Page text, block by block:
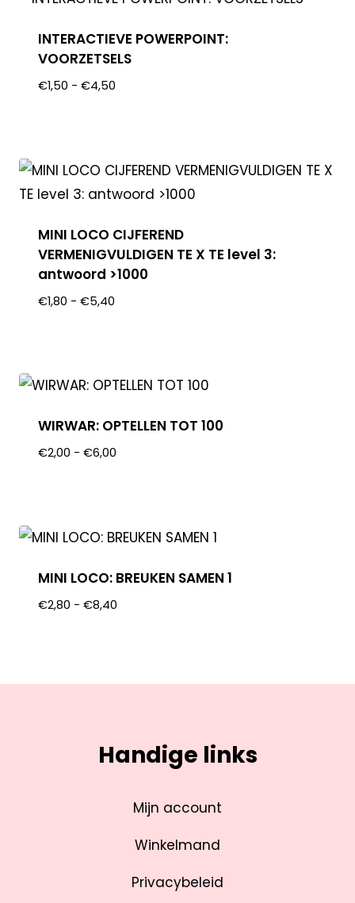
INTERACTIEVE POWERPOINT:
VOORZETSELS
€1,50 - €4,50
MINI LOCO CIJFEREND
VERMENIGVULDIGEN TE X TE level 3:
antwoord >1000
€1,80 - €5,40
WIRWAR: OPTELLEN TOT 100
€2,00 - €6,00
MINI LOCO: BREUKEN SAMEN 1
€2,80 - €8,40
Handige links
Mijn account
Winkelmand
Privacybeleid